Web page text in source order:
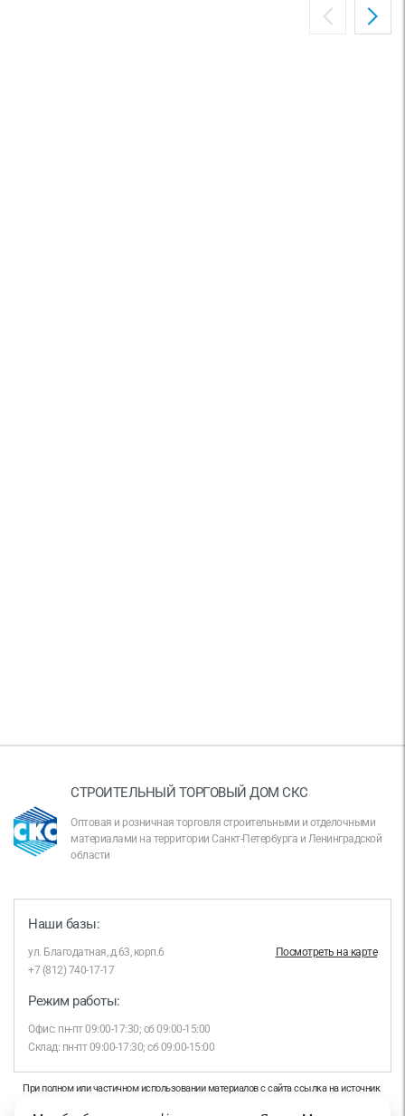
СТРОИТЕЛЬНЫЙ ТОРГОВЫЙ ДОМ СКС
Оптовая и розничная торговля строительными и отделочными
материалами на территории Санкт-Петербурга и Ленинградской
области
Наши базы:
ул. Благодатная, д.63, корп.6
Посмотреть на карте
+7 (812) 740-17-17
Режим работы:
Офис: пн-пт 09:00-17:30; сб 09:00-15:00
Склад: пн-пт 09:00-17:30; сб 09:00-15:00
При полном или частичном использовании материалов с сайта ссылка на источник